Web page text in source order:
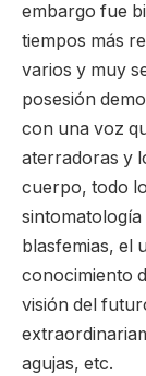
embargo fue
tiempos más
varios y muy
posesión
con una voz
aterradoras y
cuerpo, todo
sintomatología
blasfemias, el
conocimiento
visión del
agujas, etc.